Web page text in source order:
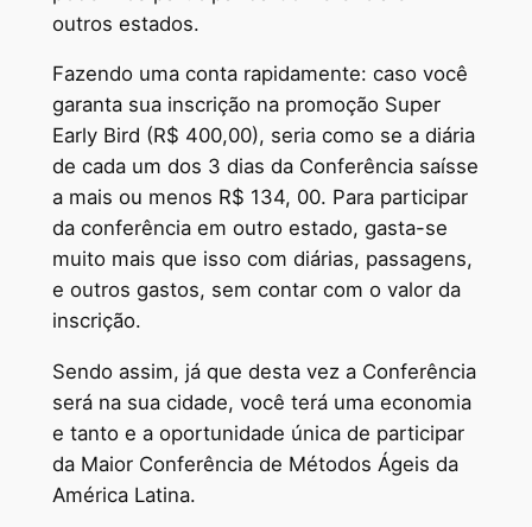
outros estados.
Fazendo uma conta rapidamente: caso você
garanta sua inscrição na promoção Super
Early Bird (R$ 400,00), seria como se a diária
de cada um dos 3 dias da Conferência saísse
a mais ou menos R$ 134, 00. Para participar
da conferência em outro estado, gasta-se
muito mais que isso com diárias, passagens,
e outros gastos, sem contar com o valor da
inscrição.
Sendo assim, já que desta vez a Conferência
será na sua cidade, você terá uma economia
e tanto e a oportunidade única de participar
da Maior Conferência de Métodos Ágeis da
América Latina.